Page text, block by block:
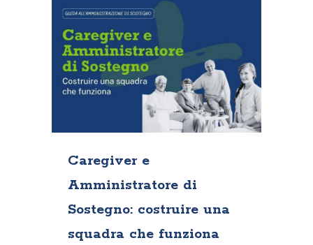
Caregiver e
Amministratore di
Sostegno: costruire una
squadra che funziona